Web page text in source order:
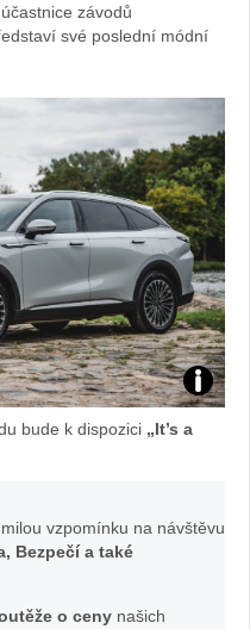
závodů
své poslední módní
OMODA
bude k dispozici „It’s a
vzpomínku na návštěvu
Bezpečí a také
o ceny našich